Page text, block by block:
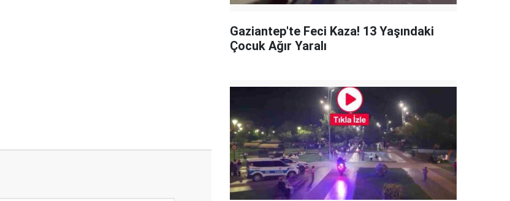
Gaziantep'te Feci Kaza! 13 Yaşındaki
Çocuk Ağır Yaralı